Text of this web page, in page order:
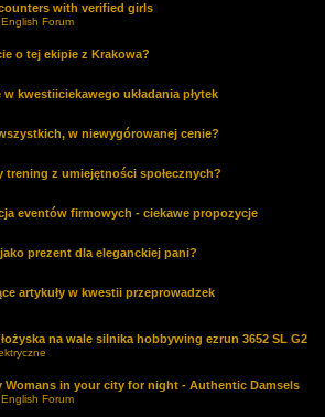
with verified girls
Forum
o tej ekipie z Krakowa?
w kwestiiciekawego układania płytek
w niewygórowanej cenie?
trening z umiejętności społecznych?
eventów firmowych - ciekawe propozycje
prezent dla eleganckiej pani?
artykuły w kwestii przeprowadzek
na wale silnika hobbywing ezrun 3652 SL G2
Womans in your city for night - Authentic Damsels
Forum